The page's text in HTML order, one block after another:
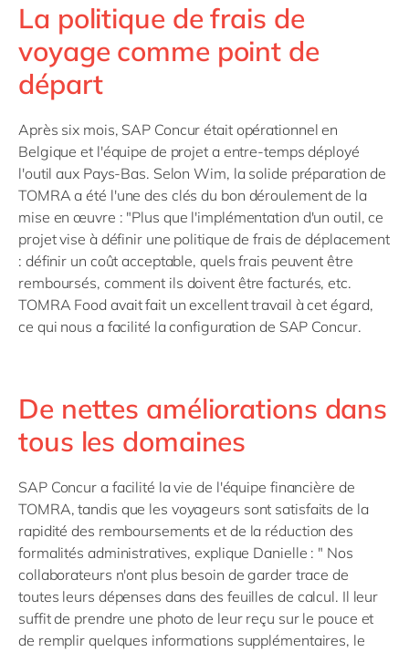
La politique de frais de
voyage comme point de
départ
Après six mois, SAP Concur était opérationnel en
Belgique et l'équipe de projet a entre-temps déployé
l'outil aux Pays-Bas. Selon Wim, la solide préparation de
TOMRA a été l'une des clés du bon déroulement de la
mise en œuvre : "Plus que l'implémentation d'un outil, ce
projet vise à définir une politique de frais de déplacement
: définir un coût acceptable, quels frais peuvent être
remboursés, comment ils doivent être facturés, etc.
TOMRA Food avait fait un excellent travail à cet égard,
ce qui nous a facilité la configuration de SAP Concur.
De nettes améliorations dans
tous les domaines
SAP Concur a facilité la vie de l'équipe financière de
TOMRA, tandis que les voyageurs sont satisfaits de la
rapidité des remboursements et de la réduction des
formalités administratives, explique Danielle : " Nos
collaborateurs n'ont plus besoin de garder trace de
toutes leurs dépenses dans des feuilles de calcul. Il leur
suffit de prendre une photo de leur reçu sur le pouce et
de remplir quelques informations supplémentaires, le